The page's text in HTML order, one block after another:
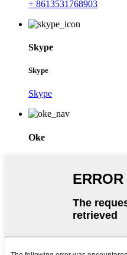
+ 8613531768903
Skype
Skype
Skype
Oke